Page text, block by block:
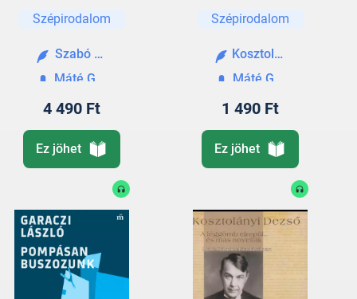
Szépirodalom
Szabó Magda
Máté Gábor
4 490 Ft
Ez jöhet
Szépirodalom
Kosztolányi Dezső
Máté Gábor
1 490 Ft
Ez jöhet